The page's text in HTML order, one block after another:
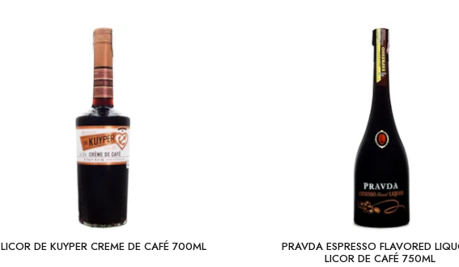
LICOR DE KUYPER CREME DE CAFÉ 700ML PRAVDA ESPRESSO FLAVORED
LICOR DE CAFÉ 750ML